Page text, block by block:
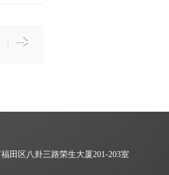
田区八卦三路荣生大厦201-203室